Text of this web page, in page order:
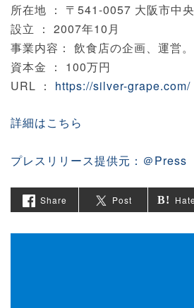
所在地 ： 〒541-0057 大阪市中
設立 ： 2007年10月
事業内容： 飲食店の企画、運営。
資本金 ： 100万円
URL ： https://silver-grape.com/
詳細はこちら
プレスリリース提供元：＠Press
Share Post